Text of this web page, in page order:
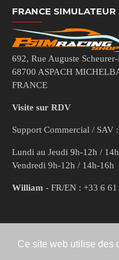
Ce site web utilise des
FRANCE SIMULATEUR
692, Rue Auguste
68700 ASPACH
FRANCE
Visite sur RDV
Support Commercial / SAV :
Lundi au Jeudi 9h-12h /
Vendredi 9h-12h / 14h-16h
William - FR/EN : +33 6
Copyright © 2021, RSeat